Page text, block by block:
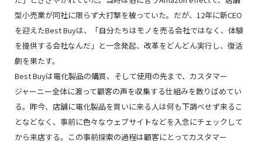
型小売業が同社に限らず大打撃を被っていた。だが、12年に新CEO
を迎えたBest Buyは、「自分たちはモノを売る会社ではなく、体験
を提供する会社なんだ」と一念発起、改革をどんどん実行し、復活
劇を果たす。
Best Buyは電化製品の購買、そして使用の先まで、カスタマー
ジャーニー全体に渡って顧客の声を収集する仕組みを散りばめてい
る。昨今、店舗に電化製品を買いに来る人は何も下調べせず来るこ
となどなく、事前に色々なウェブサイトなどを入念にチェックして
から来店する。この事前探索の過程は顧客にとってカスタマー